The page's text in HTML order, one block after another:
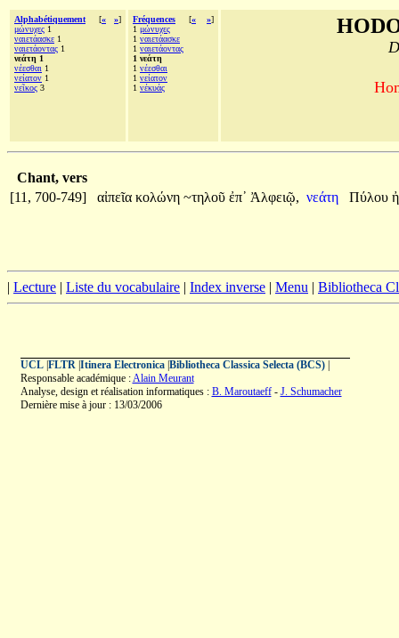
Alphabétiquement [« »]
μώνυχες 1
ναιετάασκε 1
ναιετάοντας 1
νεάτη 1
νέεσθαι 1
νείατον 1
νεῖκος 3
Fréquences [« »]
1 μώνυχες
1 ναιετάασκε
1 ναιετάοντας
1 νεάτη
1 νέεσθαι
1 νείατον
1 νέκυάς
Chant, vers
[11, 700-749]
αἰπεῖα κολώνη ~τηλοῦ ἐπ᾽ Ἀλφειῷ, νεάτη Πύλου
| Lecture | Liste du vocabulaire | Index inverse | Menu | Bibliotheca
UCL| FLTR| Itinera Electronica| Bibliotheca Classica Selecta (BCS)|
Responsable académique :Alain Meurant
Analyse, design et réalisation informatiques : B. Maroutaeff- J. Schumacher
Dernière mise à jour : 13/03/2006